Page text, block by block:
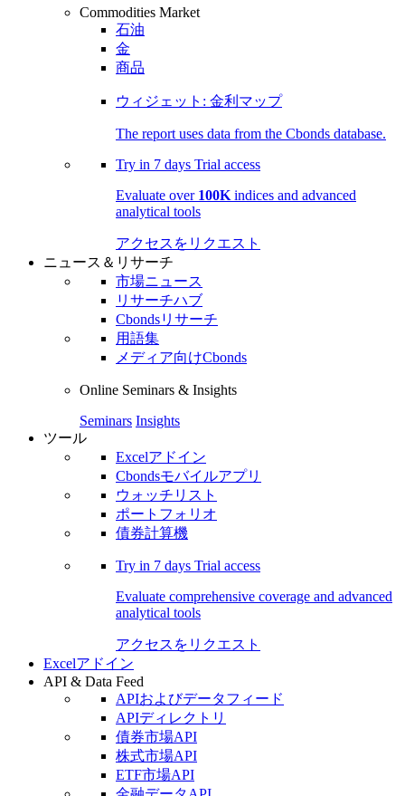
Commodities Market
石油
金
商品
ウィジェット: 金利マップ
The report uses data from the Cbonds database.
Try in 7 days Trial access
Evaluate over 100K indices and advanced
analytical tools
アクセスをリクエスト
ニュース＆リサーチ
市場ニュース
リサーチハブ
Cbondsリサーチ
用語集
メディア向けCbonds
Online Seminars & Insights
Seminars Insights
ツール
Excelアドイン
Cbondsモバイルアプリ
ウォッチリスト
ポートフォリオ
債券計算機
Try in 7 days Trial access
Evaluate comprehensive coverage and advanced
analytical tools
アクセスをリクエスト
Excelアドイン
API & Data Feed
APIおよびデータフィード
APIディレクトリ
債券市場API
株式市場API
ETF市場API